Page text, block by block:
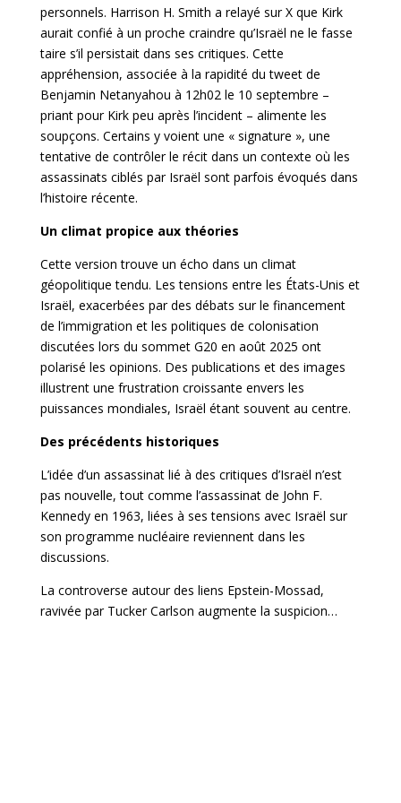
personnels. Harrison H. Smith a relayé sur X que Kirk
aurait confié à un proche craindre qu’Israël ne le fasse
taire s’il persistait dans ses critiques. Cette
appréhension, associée à la rapidité du tweet de
Benjamin Netanyahou à 12h02 le 10 septembre –
priant pour Kirk peu après l’incident – alimente les
soupçons. Certains y voient une « signature », une
tentative de contrôler le récit dans un contexte où les
assassinats ciblés par Israël sont parfois évoqués dans
l’histoire récente.
Un climat propice aux théories
Cette version trouve un écho dans un climat
géopolitique tendu. Les tensions entre les États-Unis et
Israël, exacerbées par des débats sur le financement
de l’immigration et les politiques de colonisation
discutées lors du sommet G20 en août 2025 ont
polarisé les opinions. Des publications et des images
illustrent une frustration croissante envers les
puissances mondiales, Israël étant souvent au centre.
Des précédents historiques
L’idée d’un assassinat lié à des critiques d’Israël n’est
pas nouvelle, tout comme l’assassinat de John F.
Kennedy en 1963, liées à ses tensions avec Israël sur
son programme nucléaire reviennent dans les
discussions.
La controverse autour des liens Epstein-Mossad,
ravivée par Tucker Carlson augmente la suspicion…